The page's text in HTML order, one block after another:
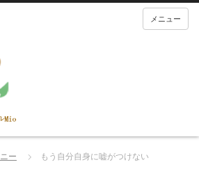
メニュー
ー もう自分自身に嘘がつけない